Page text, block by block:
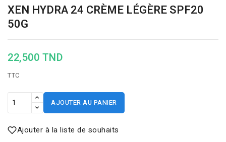
XEN HYDRA 24 CRÈME LÉGÈRE SPF20
50G
22,500 TND
TTC
AJOUTER AU PANIER
Ajouter à la liste de souhaits